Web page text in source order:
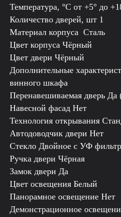
Температура, °C от +5° до
Количество дверей, шт 1
Материал корпуса Сталь
Цвет корпуса Чёрный
Цвет двери Чёрный
Дополнительные
винного шкафа
Перенавешиваемая дверь Да
Навесной фасад Нет
Технология открывания
Автодоводчик двери Нет
Стекло Двойное с УФ
Ручка двери Чёрная
Замок двери Да
Цвет освещения Белый
Панорамное освещение Нет
Демонстрационное